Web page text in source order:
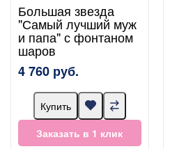
Большая звезда
"Самый лучший муж
и папа" с фонтаном
шаров
4 760 руб.
Купить
Заказать в 1 клик